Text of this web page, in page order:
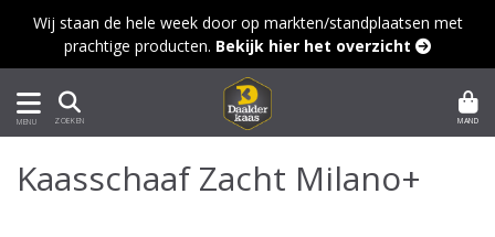
Wij staan de hele week door op markten/standplaatsen met
prachtige producten. Bekijk hier het overzicht 
MENU ZOEKEN MAND
Kaasschaaf Zacht Milano+